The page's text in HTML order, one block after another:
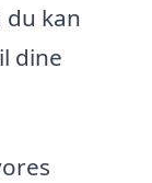
du kan
dine